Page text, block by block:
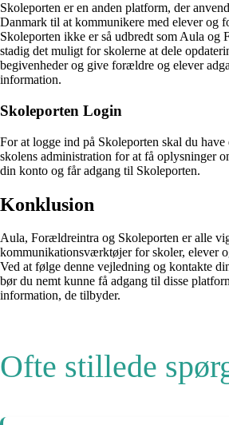
Skoleporten er en anden platform, der
Danmark til at kommunikere med elever og
Skoleporten ikke er så udbredt som Aula og
stadig det muligt for skolerne at dele
begivenheder og give forældre og elever
information.
Skoleporten Login
For at logge ind på Skoleporten skal du
skolens administration for at få oplysninger
din konto og får adgang til Skoleporten.
Konklusion
Aula, Forældreintra og Skoleporten er alle
kommunikationsværktøjer for skoler, elever
Ved at følge denne vejledning og kontakte
bør du nemt kunne få adgang til disse
information, de tilbyder.
Ofte stillede